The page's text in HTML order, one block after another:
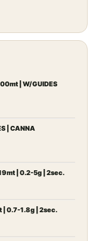
| W/GUIDES
| CANNA
| 0.2-5g | 2sec.
| 0.7-1.8g | 2sec.